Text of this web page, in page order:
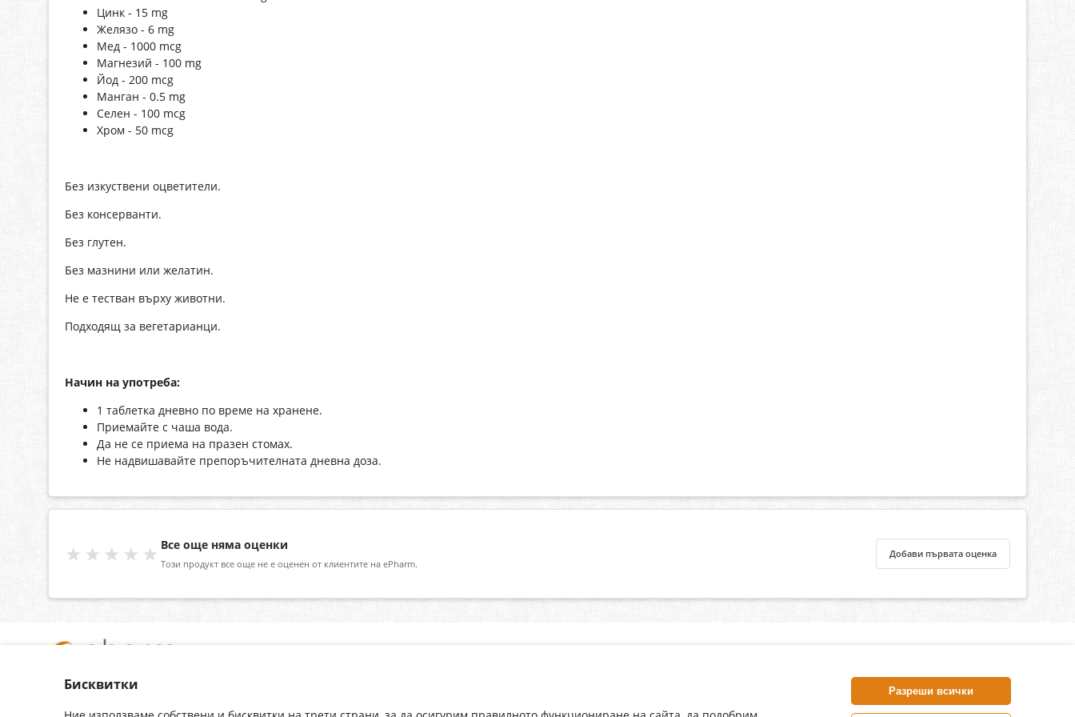
Цинк - 15 mg
Желязо - 6 mg
Мед - 1000 mcg
Магнезий - 100 mg
Йод - 200 mcg
Манган - 0.5 mg
Селен - 100 mcg
Хром - 50 mcg
Без изкуствени оцветители.
Без консерванти.
Без глутен.
Без мазнини или желатин.
Не е тестван върху животни.
Подходящ за вегетарианци.
Начин на употреба:
1 таблетка дневно по време на хранене.
Приемайте с чаша вода.
Да не се приема на празен стомах.
Не надвишавайте препоръчителната дневна доза.
★★★★★ Все още няма оценки
Този продукт все още не е оценен от клиентите на ePharm.
Добави първата оценка
За нас
Контакти
Доставка
Гаранция
ePharm.bg е лицензирана онлайн аптека и част от аптеки
„Ванчева“, които повече от 30 години се грижат за здравето на
своите пациенти.
Бисквитки Разреши всички